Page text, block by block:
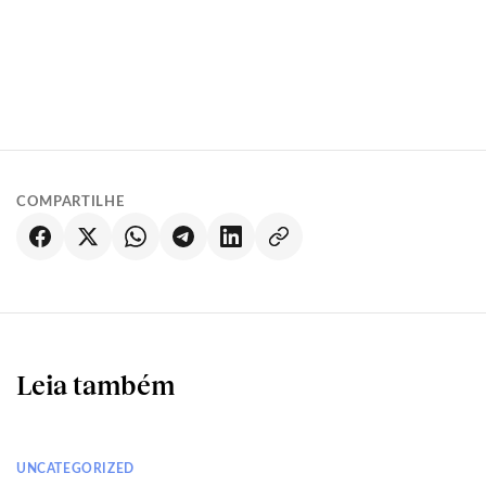
COMPARTILHE
Leia também
UNCATEGORIZED